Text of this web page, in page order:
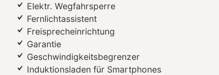
Elektr. Wegfahrsperre
Fernlichtassistent
Freisprecheinrichtung
Garantie
Geschwindigkeitsbegrenzer
Induktionsladen für Smartphones